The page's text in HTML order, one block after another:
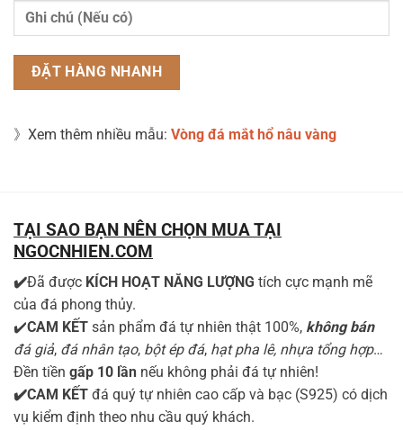
》Xem thêm nhiều mẫu: Vòng đá mắt hổ nâu vàng
TẠI SAO BẠN NÊN CHỌN MUA TẠI
NGOCNHIEN.COM
✔️Đã được KÍCH HOẠT NĂNG LƯỢNG tích cực mạnh mẽ
của đá phong thủy.
✔️CAM KẾT sản phẩm đá tự nhiên thật 100%, không bán
đá giả, đá nhân tạo, bột ép đá, hạt pha lê, nhựa tổng hợp…
Đền tiền gấp 10 lần nếu không phải đá tự nhiên!
✔️CAM KẾT đá quý tự nhiên cao cấp và bạc (S925) có dịch
vụ kiểm định theo nhu cầu quý khách.